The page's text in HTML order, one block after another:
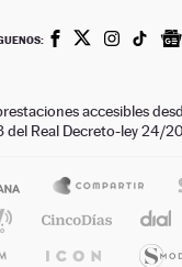
accesibles
Real Decreto-ley 24/